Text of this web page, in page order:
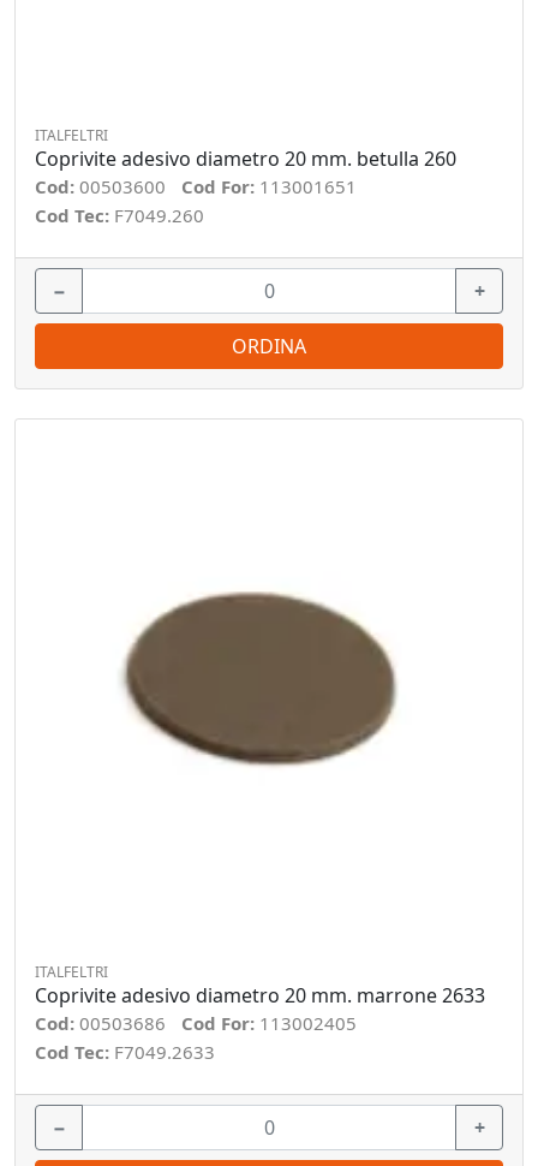
ITALFELTRI
Coprivite adesivo diametro 20 mm. betulla 260
Cod: 00503600 Cod For: 113001651
Cod Tec: F7049.260
− +
ORDINA
ITALFELTRI
Coprivite adesivo diametro 20 mm. marrone 2633
Cod: 00503686 Cod For: 113002405
Cod Tec: F7049.2633
− +